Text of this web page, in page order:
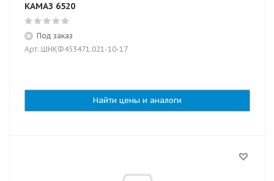
КАМАЗ 6520
Под заказ
Арт: ШНКФ453471.021-10-17
Найти цены и аналоги